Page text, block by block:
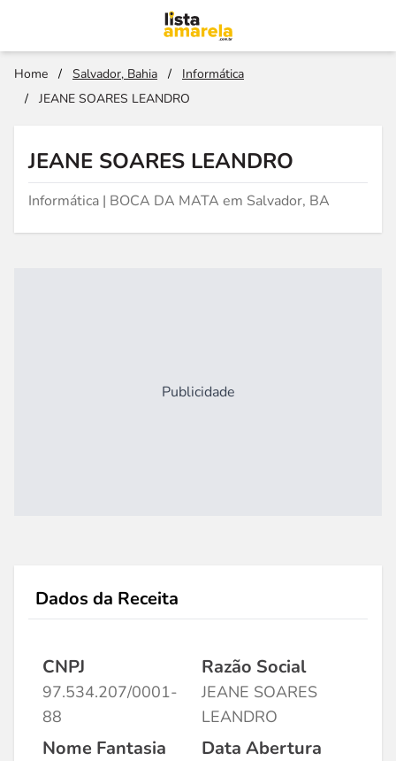
Home / Salvador, Bahia /
Informática
/
JEANE SOARES LEANDRO
JEANE SOARES LEANDRO
Informática | BOCA DA MATA em Salvador, BA
Publicidade
Dados da Receita
CNPJ
97.534.207/0001-
88
Razão Social
JEANE SOARES
LEANDRO
Nome Fantasia Data Abertura